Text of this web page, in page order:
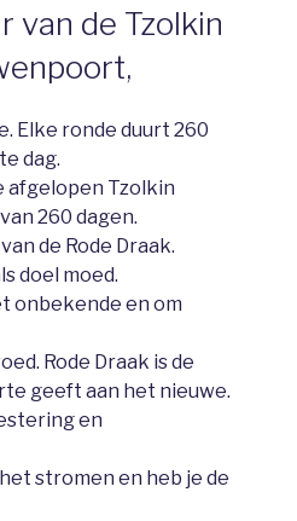
van de Tzolkin
Elke ronde duurt 260
dag.
afgelopen Tzolkin
260 dagen.
de Rode Draak.
doel moed.
onbekende en om
Rode Draak is de
geeft aan het nieuwe.
en
stromen en heb je de